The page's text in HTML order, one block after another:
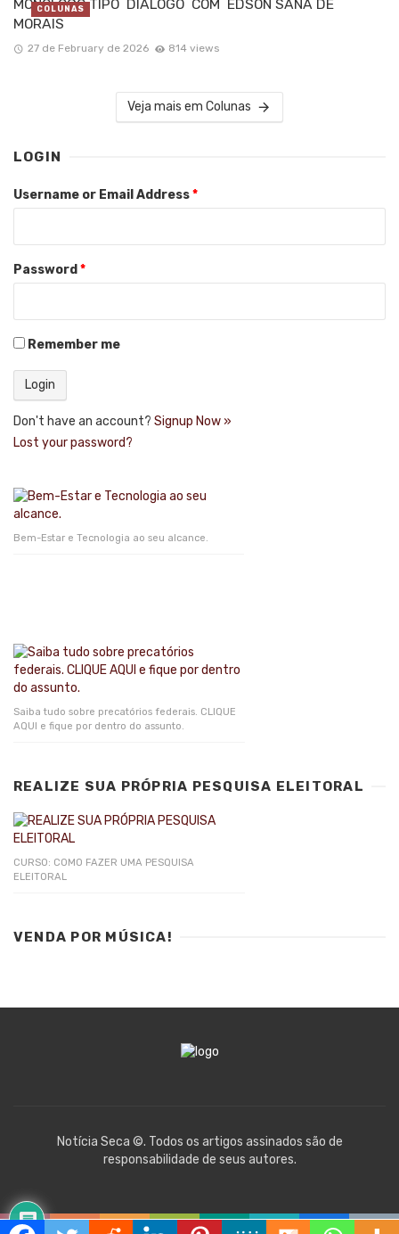
MONÓLOGO TIPO DIÁLOGO COM EDSON SANA DE
MORAIS
27 de February de 2026 814 views
COLUNAS
Veja mais em Colunas
LOGIN
Username or Email Address*
Password *
Remember me
Don't have an account? Signup Now »
Lost your password?
Bem-Estar e Tecnologia ao seu alcance.
Saiba tudo sobre precatórios federais. CLIQUE
AQUI e fique por dentro do assunto.
REALIZE SUA PRÓPRIA PESQUISA ELEITORAL
CURSO: COMO FAZER UMA PESQUISA
ELEITORAL
VENDA POR MÚSICA!
Notícia Seca ©. Todos os artigos assinados são de
responsabilidade de seus autores.